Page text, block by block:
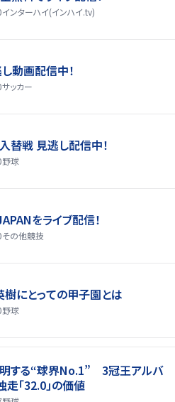
インターハイ(インハイ.tv)
動画配信中！
サッカー
替戦 見逃し配信中！
野球
をライブ配信！
その他競技
樹にとっての甲子園とは
野球
する“球界No.1” 3冠王アルバ
「32.0」の価値